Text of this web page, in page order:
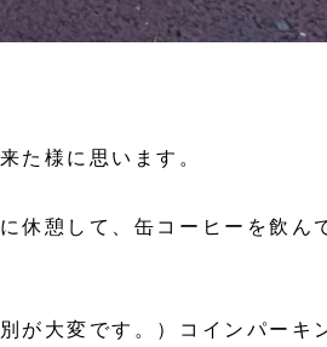
た様に思います。
休憩して、缶コーヒーを飲ん
が大変です。）コインパーキ